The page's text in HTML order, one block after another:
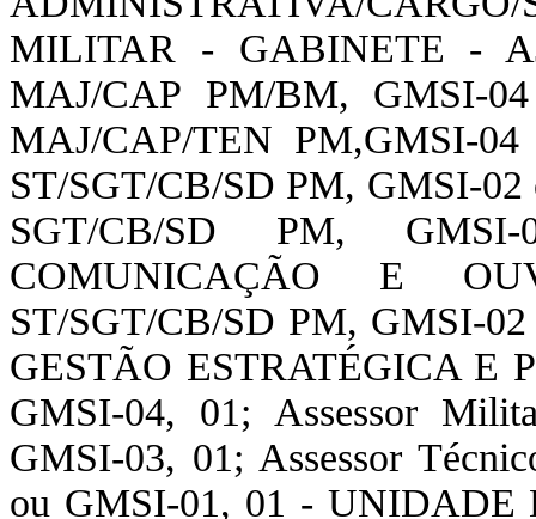
MILITAR - GABINETE -
MAJ/CAP PM/BM, GMSI-
MAJ/CAP/TEN PM,GMSI-
ST/SGT/CB/SD PM, GMSI-02
SGT/CB/SD PM,
COMUNICAÇÃO E
ST/SGT/CB/SD PM, GMSI-
GESTÃO ESTRATÉGICA E
GMSI-04, 01; Assessor
GMSI-03, 01; Assessor
ou GMSI-01, 01 - UNIDADE